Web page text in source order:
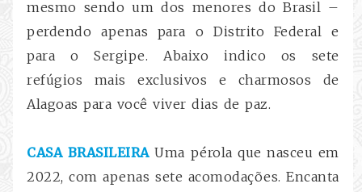
mesmo sendo um dos menores do Brasil –
perdendo apenas para o Distrito Federal e
para o Sergipe. Abaixo indico os sete
refúgios mais exclusivos e charmosos de
Alagoas para você viver dias de paz.
CASA BRASILEIRAUma pérola que nasceu em
2022, com apenas sete acomodações. Encanta